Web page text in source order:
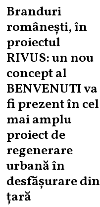
Branduri
românești, în
proiectul
RIVUS: un nou
concept al
BENVENUTI va
fi prezent în cel
mai amplu
proiect de
regenerare
urbană în
desfășurare din
țară